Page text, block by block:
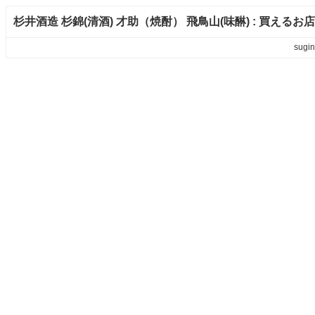
杉井酒造 杉錦(清酒) 才助（焼酎） 飛鳥山(味醂) : 買えるお店